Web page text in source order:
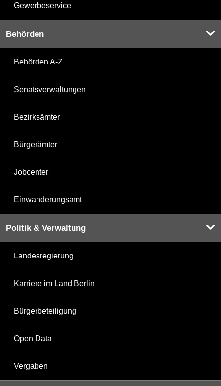
Gewerbeservice
Behörden
Behörden A-Z
Senatsverwaltungen
Bezirksämter
Bürgerämter
Jobcenter
Einwanderungsamt
Politik & Verwaltung
Landesregierung
Karriere im Land Berlin
Bürgerbeteiligung
Open Data
Vergaben